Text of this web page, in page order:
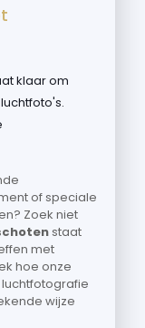
klaar om
of speciale
Zoek niet
staat
met
hoe onze
wijze